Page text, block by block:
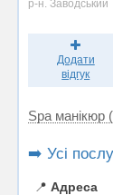
р-н. Заводський
Додати
відгук
Spa манікюр
➡️ Усі
📍 Адреса